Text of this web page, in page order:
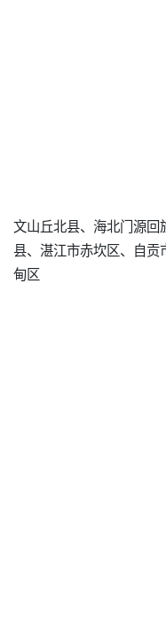
文山丘北县、海北门源
县、湛江市赤坎区、自
甸区